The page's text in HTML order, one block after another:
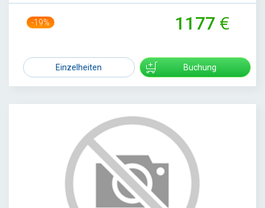
-19% 1177
Einzelheiten Buchung